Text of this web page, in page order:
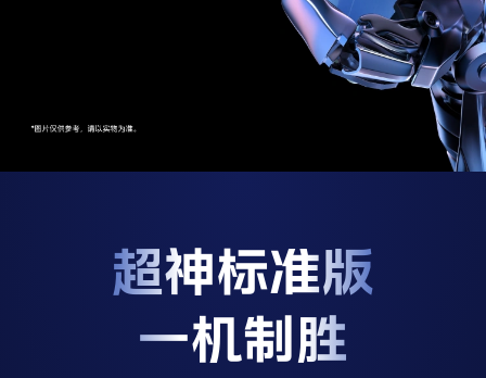
X300
X200 Ultra
S30 Pro mini
iQOO 15 Ultra iQOO Z11 Turbo
vivo TWS 5e
iQOO TWS 5e
超神标准版
一机制胜